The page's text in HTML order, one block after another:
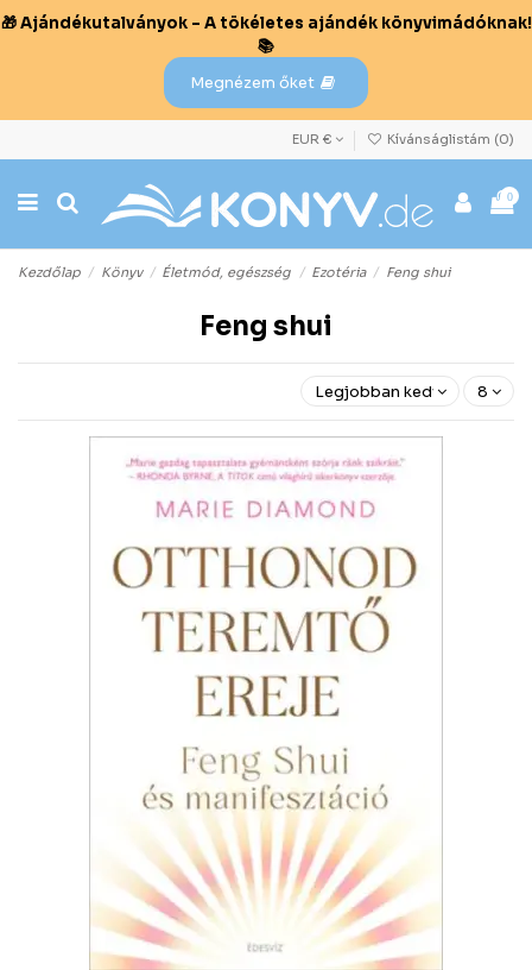
🎁 Ajándékutalványok – A tökéletes ajándék könyvimádóknak!
📚
Megnézem őket
EUR € Kívánságlistám (0)
0
Kezdőlap Könyv Életmód, egészség Ezotéria Feng shui
Feng shui
Legjobban kedvelt előre
8